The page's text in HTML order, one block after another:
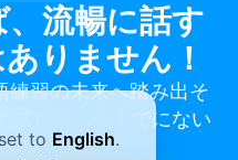
流暢に話す
りません！
練習の未来へ踏み出そ
試して、今までにない
しよう。
to English.